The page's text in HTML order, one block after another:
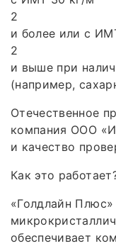
2
и более или с
2
и выше при
(например,
Отечественное
компания ООО
и качество
Как это
«Голдлайн
обеспечивает